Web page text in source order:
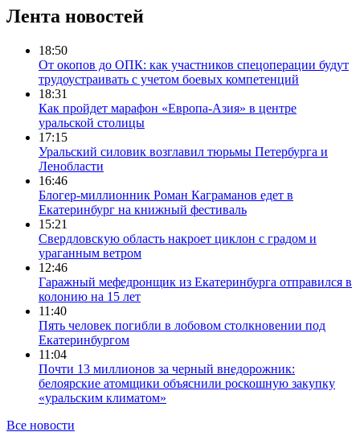
Лента новостей
18:50
От окопов до ОПК: как участников спецоперации будут
трудоустраивать с учетом боевых компетенций
18:31
Как пройдет марафон «Европа-Азия» в центре
уральской столицы
17:15
Уральский силовик возглавил тюрьмы Петербурга и
Ленобласти
16:46
Блогер-миллионник Роман Каграманов едет в
Екатеринбург на книжный фестиваль
15:21
Свердловскую область накроет циклон с градом и
ураганным ветром
12:46
Гаражный мефедронщик из Екатеринбурга отправился в
колонию на 15 лет
11:40
Пять человек погибли в лобовом столкновении под
Екатеринбургом
11:04
Почти 13 миллионов за черный внедорожник:
белоярские атомщики объяснили роскошную закупку
«уральским климатом»
Все новости